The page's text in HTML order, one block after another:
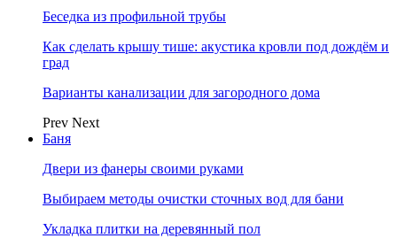
Беседка из профильной трубы
Как сделать крышу тише: акустика кровли под дождём и
град
Варианты канализации для загородного дома
Prev Next
Баня
Двери из фанеры своими руками
Выбираем методы очистки сточных вод для бани
Укладка плитки на деревянный пол